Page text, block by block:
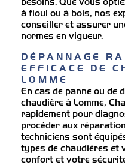
à fioul ou à bois, nos
conseiller et assurer
normes en vigueur.
DÉPANNAGE
EFFICACE DE
LOMME
En cas de panne ou de
chaudière à Lomme,
rapidement pour
procéder aux
techniciens sont
types de chaudières et
confort et votre